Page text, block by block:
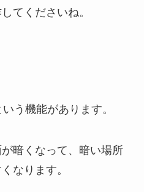
てくださいね。
う機能があります。
暗くなって、暗い場所
なります。